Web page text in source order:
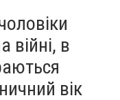
війні, в
вік